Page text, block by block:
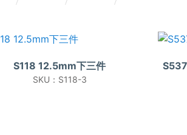
S118 12.5mm下三件
SKU：S118-3